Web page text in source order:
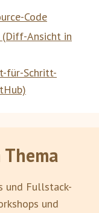
Code
(Diff-Ansicht in
für-Schritt-
und Fullstack-
und